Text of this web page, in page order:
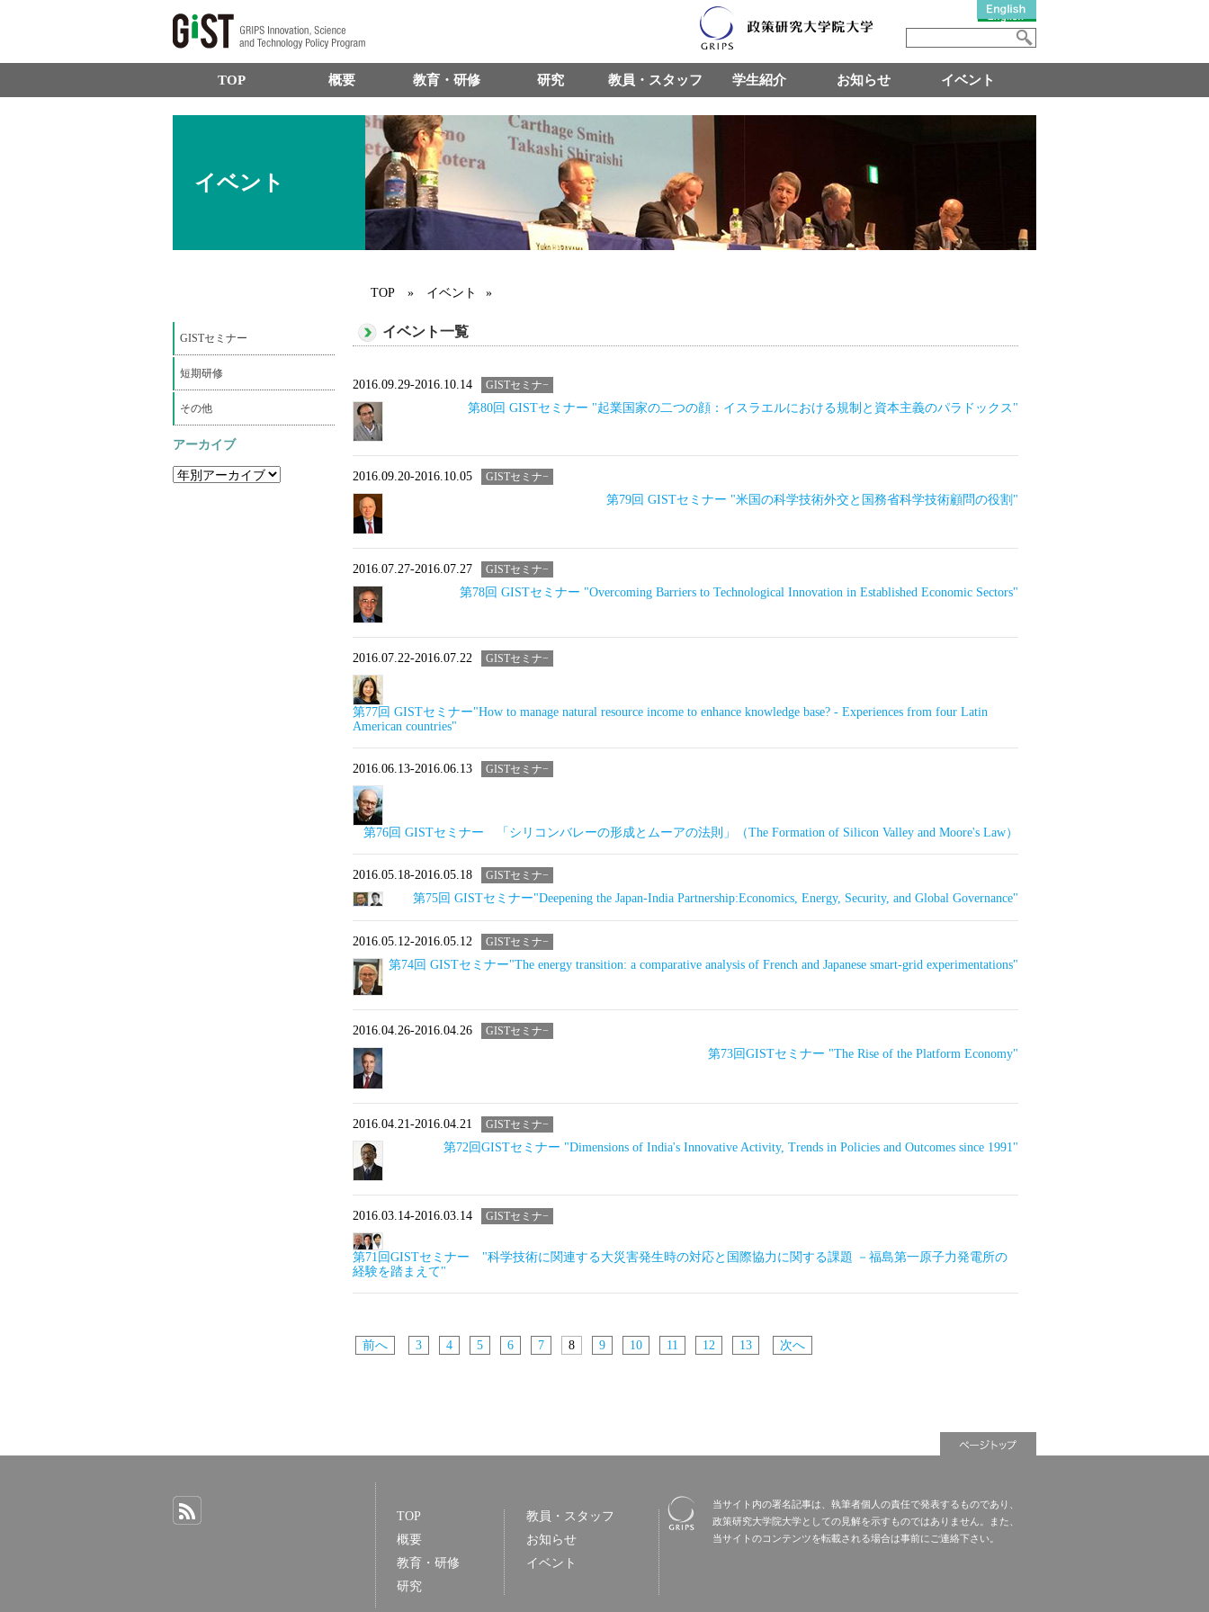
TOP 概要 教育・研修 研究 教員・スタッフ 学生紹介 お知らせ イベント
イベント
GISTセミナー
短期研修
その他
アーカイブ
TOP » イベント »
イベント一覧
2016.09.29-2016.10.14 GISTセミナ−
第80回 GISTセミナー "起業国家の二つの顔：イスラエルにおける規制と資本主義のパラドックス"
2016.09.20-2016.10.05 GISTセミナ−
第79回 GISTセミナー "米国の科学技術外交と国務省科学技術顧問の役割"
2016.07.27-2016.07.27 GISTセミナ−
第78回 GISTセミナー "Overcoming Barriers to Technological Innovation in Established Economic Sectors"
2016.07.22-2016.07.22 GISTセミナ−
第77回 GISTセミナー"How to manage natural resource income to enhance knowledge base? - Experiences from four Latin
American countries"
2016.06.13-2016.06.13 GISTセミナ−
第76回 GISTセミナー 「シリコンバレーの形成とムーアの法則」（The Formation of Silicon Valley and Moore's Law）
2016.05.18-2016.05.18 GISTセミナ−
第75回 GISTセミナー"Deepening the Japan-India Partnership:Economics, Energy, Security, and Global Governance"
2016.05.12-2016.05.12 GISTセミナ−
第74回 GISTセミナー"The energy transition: a comparative analysis of French and Japanese smart-grid experimentations"
2016.04.26-2016.04.26 GISTセミナ−
第73回GISTセミナー "The Rise of the Platform Economy"
2016.04.21-2016.04.21 GISTセミナ−
第72回GISTセミナー "Dimensions of India's Innovative Activity, Trends in Policies and Outcomes since 1991"
2016.03.14-2016.03.14 GISTセミナ−
第71回GISTセミナー "科学技術に関連する大災害発生時の対応と国際協力に関する課題 －福島第一原子力発電所の
経験を踏まえて"
前へ 3 4 5 6 7 8 9 10 11 12 13 次へ
TOP
概要
教育・研修
研究
教員・スタッフ
お知らせ
イベント
当サイト内の署名記事は、執筆者個人の責任で発表するものであり、
政策研究大学院大学としての見解を示すものではありません。また、
当サイトのコンテンツを転載される場合は事前にご連絡下さい。